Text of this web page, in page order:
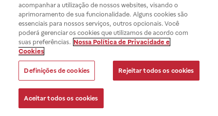
acompanhar a utilização de nossos websites, visando o
aprimoramento de sua funcionalidade. Alguns cookies são
essenciais para nossos serviços, outros opcionais. Você
poderá gerenciar os cookies que utilizamos de acordo com
suas preferências. Nossa Política de Privacidade e
Cookies
Definições de cookies Rejeitar todos os cookies
Aceitar todos os cookies